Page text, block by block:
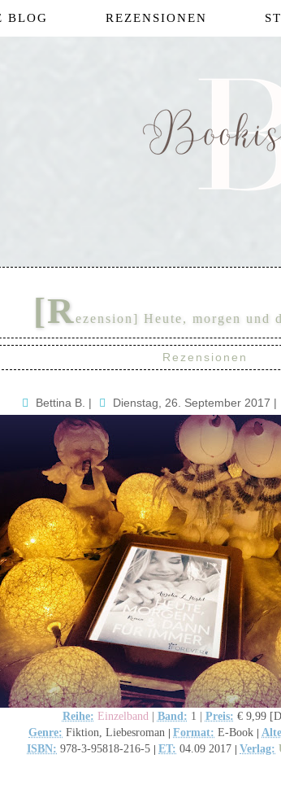
BLOG REZENSIONEN
[Rezension] Heute, morgen und
Rezensionen
Bettina B. | Dienstag, 26. September 2017 |
Reihe: Einzelband Band: 1 Preis: € 9,99
Genre: Fiktion, Liebesroman | Format: E-Book |
ISBN: 978-3-95818-216-5 | ET: 04.09 2017 | Verlag: